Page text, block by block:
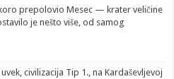
prepolovio Mesec — krater veličine
je nešto više, od samog
civilizacija Tip 1., na Kardaševljevoj